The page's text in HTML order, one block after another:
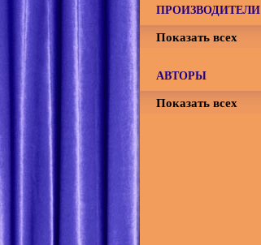
ПРОИЗВОДИТЕЛИ
Показать всех
АВТОРЫ
Показать всех